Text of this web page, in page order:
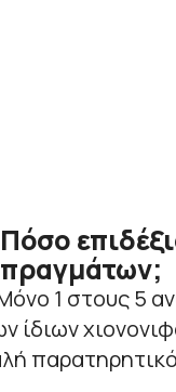
Πόσο
πραγμάτων;